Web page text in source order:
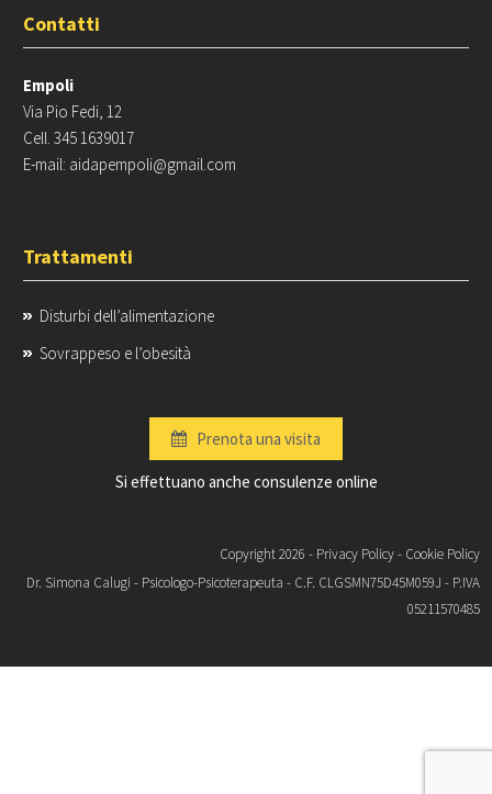
Contatti
Empoli
Via Pio Fedi, 12
Cell. 345 1639017
E-mail: aidapempoli@gmail.com
Trattamenti
Disturbi dell’alimentazione
Sovrappeso e l’obesità
Prenota una visita
Si effettuano anche consulenze online
Copyright 2026 - Privacy Policy- Cookie Policy
Dr. Simona Calugi - Psicologo-Psicoterapeuta - C.F. CLGSMN75D45M059J - P.IVA
05211570485